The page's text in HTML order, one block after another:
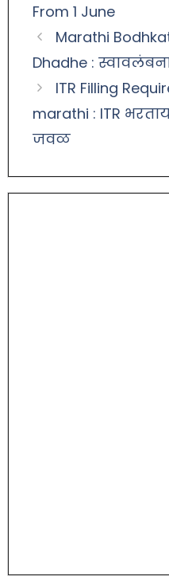
From 1 June
Marathi
Dhadhe :
ITR Filling
marathi : ITR
जवळ